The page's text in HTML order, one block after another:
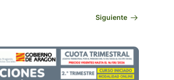
Siguiente